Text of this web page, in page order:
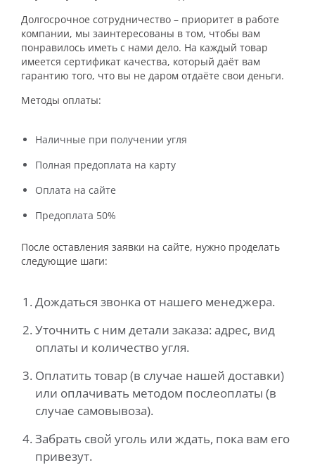
Долгосрочное сотрудничество – приоритет в работе
компании, мы заинтересованы в том, чтобы вам
понравилось иметь с нами дело. На каждый товар
имеется сертификат качества, который даёт вам
гарантию того, что вы не даром отдаёте свои деньги.
Методы оплаты:
Наличные при получении угля
Полная предоплата на карту
Оплата на сайте
Предоплата 50%
После оставления заявки на сайте, нужно проделать
следующие шаги:
Дождаться звонка от нашего менеджера.
Уточнить с ним детали заказа: адрес, вид
оплаты и количество угля.
Оплатить товар (в случае нашей доставки)
или оплачивать методом послеоплаты (в
случае самовывоза).
Забрать свой уголь или ждать, пока вам его
привезут.